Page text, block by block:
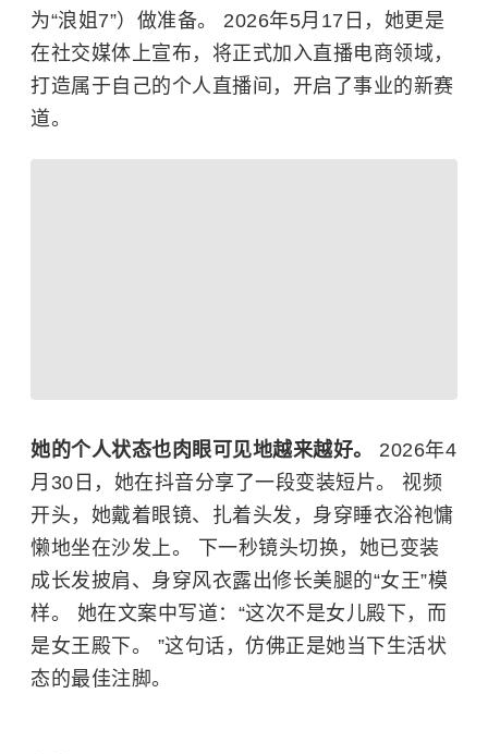
为“浪姐7”）做准备。 2026年5月17日，她更是
在社交媒体上宣布，将正式加入直播电商领域，
打造属于自己的个人直播间，开启了事业的新赛
道。
她的个人状态也肉眼可见地越来越好。 2026年4
月30日，她在抖音分享了一段变装短片。 视频
开头，她戴着眼镜、扎着头发，身穿睡衣浴袍慵
懒地坐在沙发上。 下一秒镜头切换，她已变装
成长发披肩、身穿风衣露出修长美腿的“女王”模
样。 她在文案中写道：“这次不是女儿殿下，而
是女王殿下。 ”这句话，仿佛正是她当下生活状
态的最佳注脚。